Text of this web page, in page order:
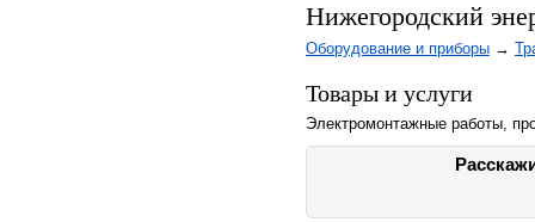
Нижегородский
Оборудование и приборы →
Товары и услуги
Электромонтажные работы,